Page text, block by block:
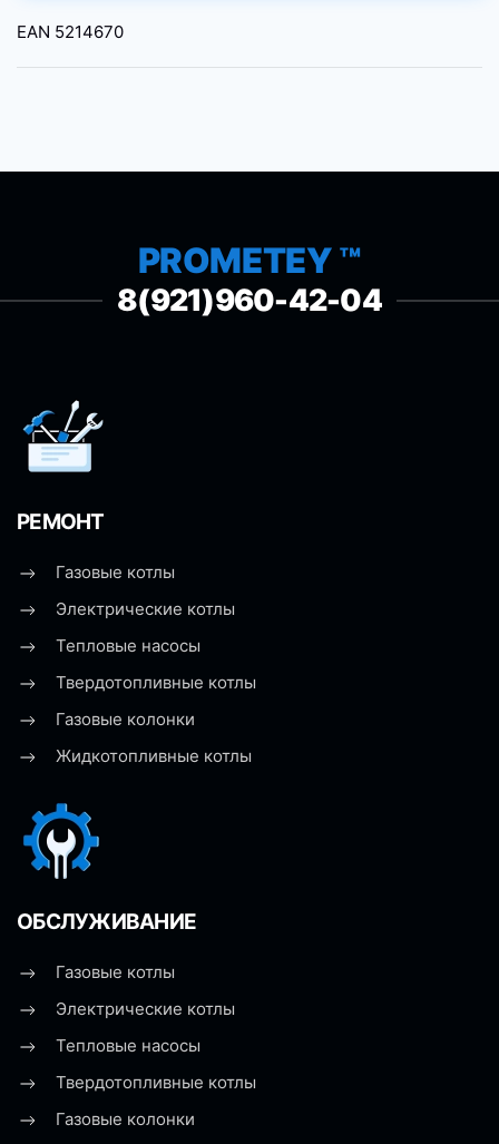
EAN 5214670
PROMETEY ™
8(921)960-42-04
РЕМОНТ
Газовые котлы
Электрические котлы
Тепловые насосы
Твердотопливные котлы
Газовые колонки
Жидкотопливные котлы
ОБСЛУЖИВАНИЕ
Газовые котлы
Электрические котлы
Тепловые насосы
Твердотопливные котлы
Газовые колонки